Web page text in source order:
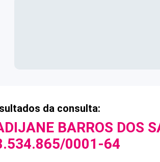
da consulta:
BARROS DOS
0001-64